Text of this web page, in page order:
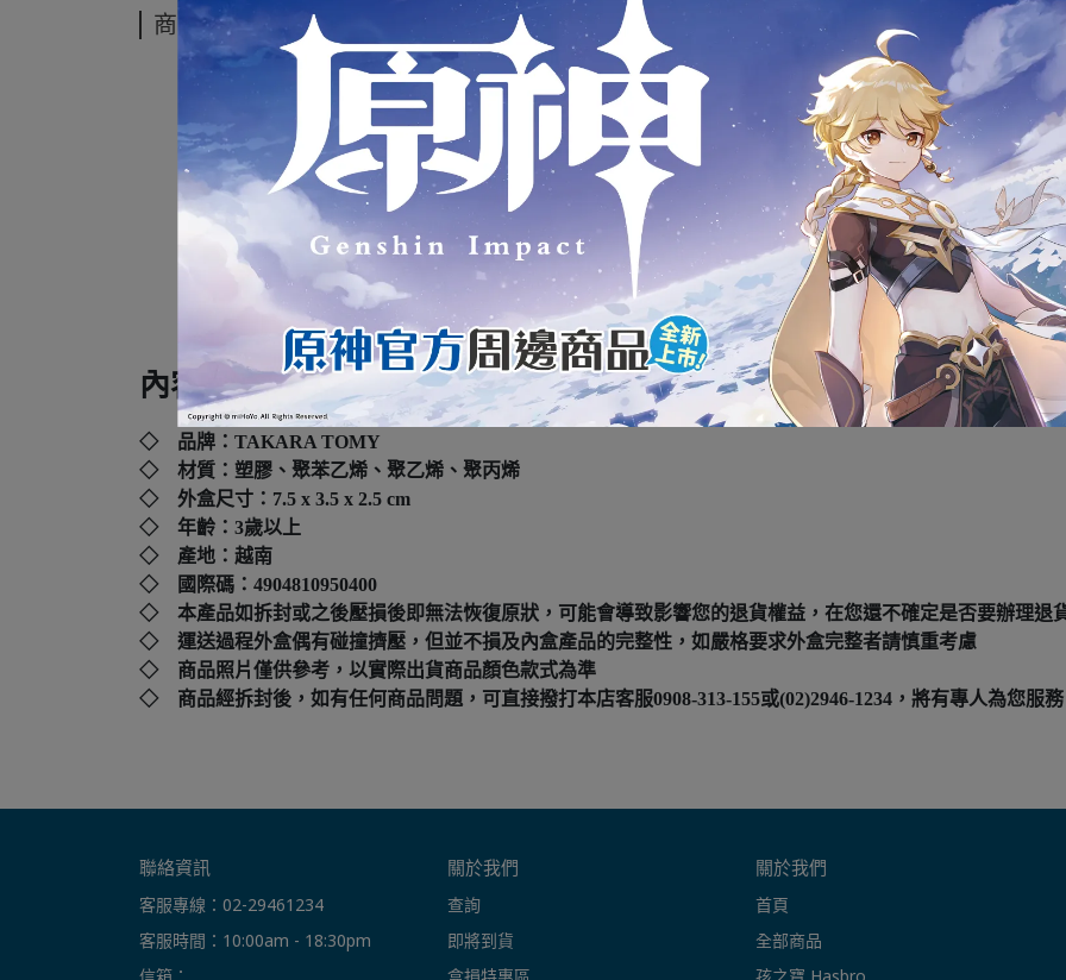
商品介紹
TAKARA TOMY 多美小汽車
#99 鈴木 SUZUKI JIMNY 多用途災
全新未拆封
下標前請先詢問
內容規格：
◇ 品牌： TAKARA TOMY
◇ 材質：塑膠、聚苯乙烯、聚乙烯、聚丙烯
◇ 外盒尺寸：7.5 x 3.5 x 2.5 cm
◇ 年齡：3歲以上
◇ 產地：越南
◇ 國際碼： 4904810950400
◇ 本產品如拆封或之後壓損後即無法恢復原狀，可能會導致影響您的退貨權益，在您還不確定是否要辦理退
◇ 運送過程外盒偶有碰撞擠壓，但並不損及內盒產品的完整性，如嚴格要求外盒完整者請慎重考慮
◇ 商品照片僅供參考，以實際出貨商品顏色款式為準
◇ 商品經拆封後，如有任何商品問題，可直接撥打本店客服0908-313-155或(02)2946-1234，將有專人為您服務
聯絡資訊
客服專線：02-29461234
客服時間：10:00am - 18:30pm
關於我們
查詢
即將到貨
關於我們
首頁
全部商品